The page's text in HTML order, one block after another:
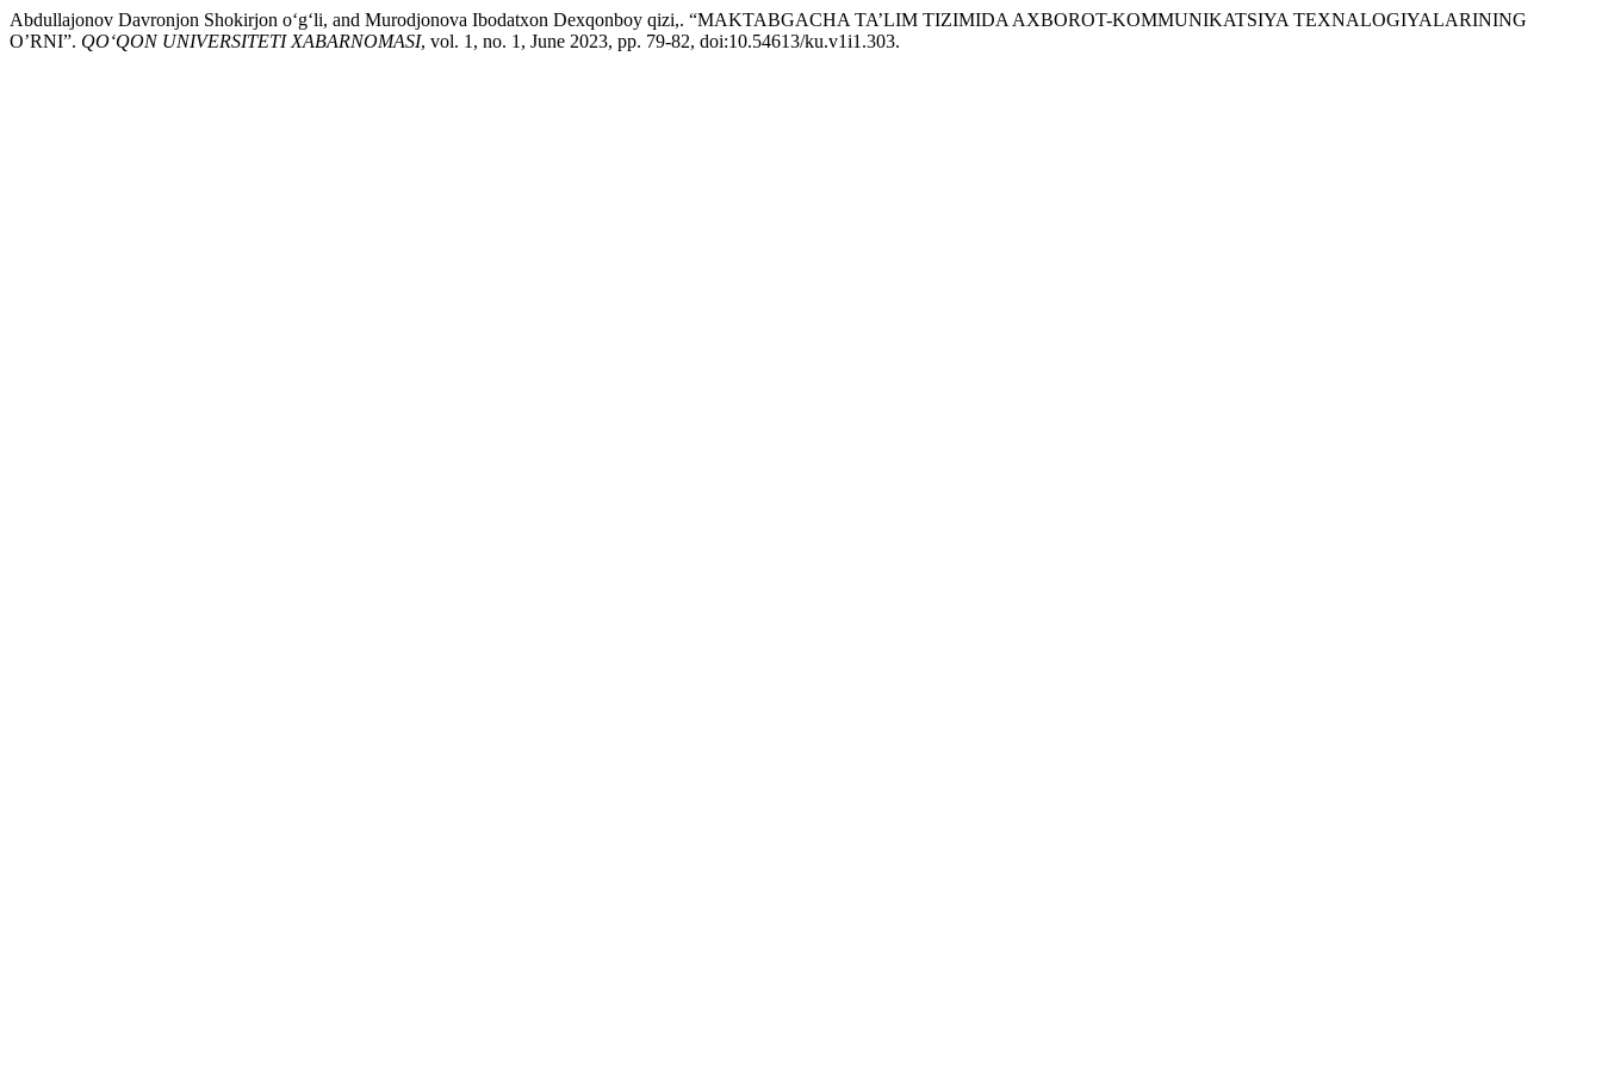
Abdullajonov Davronjon Shokirjon o‘g‘li, and Murodjonova Ibodatxon Dexqonboy qizi,. “MAKTABGACHA TA’LIM TIZIMIDA AXBOROT-KOMMUNIKATSIYA TEXNALOGIYALARINING
O’RNI”. QO‘QON UNIVERSITETI XABARNOMASI, vol. 1, no. 1, June 2023, pp. 79-82, doi:10.54613/ku.v1i1.303.